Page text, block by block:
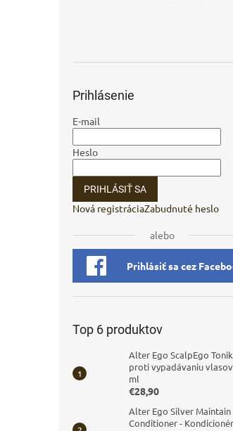
Prihlásenie
E-mail
Heslo
PRIHLÁSIŤ SA
Nová registráciaZabudnuté heslo
alebo
Prihlásiť sa cez
Top 6 produktov
Alter Ego ScalpEgo
proti vypadávaniu
ml
€28,90
Alter Ego Silver Maintain
Conditioner -